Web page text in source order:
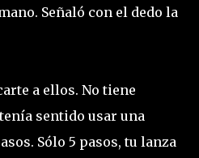
Señaló con el dedo la
a ellos. No tiene
sentido usar una
Sólo 5 pasos, tu lanza